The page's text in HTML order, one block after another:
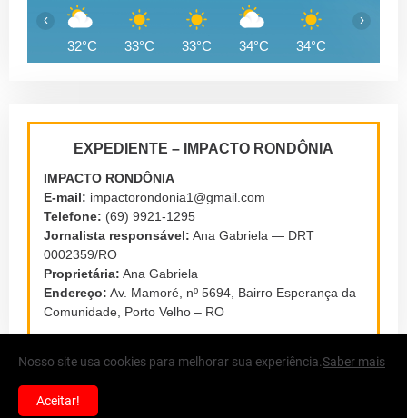
32°C 33°C 33°C 34°C 34°C
‹ ›
EXPEDIENTE – IMPACTO RONDÔNIA
IMPACTO RONDÔNIA
E-mail: impactorondonia1@gmail.com
Telefone: (69) 9921-1295
Jornalista responsável: Ana Gabriela — DRT
0002359/RO
Proprietária: Ana Gabriela
Endereço: Av. Mamoré, nº 5694, Bairro Esperança da
Comunidade, Porto Velho – RO
Nosso site usa cookies para melhorar sua experiência.Saber mais
Aceitar!